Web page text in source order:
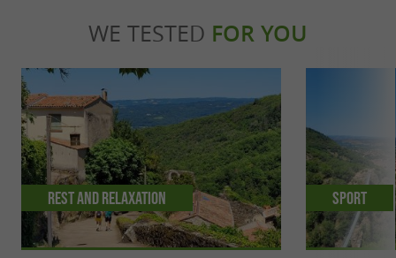
WE TESTED FOR YOU
Rest and relaxation Sport